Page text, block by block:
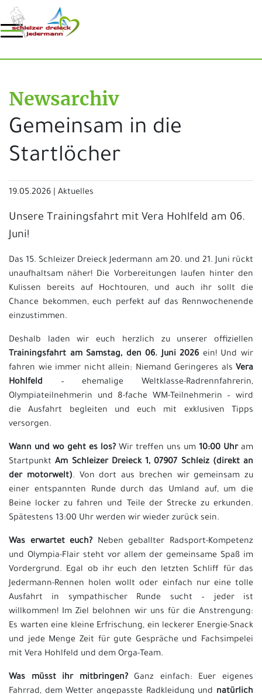
Newsarchiv
Gemeinsam in die
Startlöcher
19.05.2026 Aktuelles
Unsere Trainingsfahrt mit Vera Hohlfeld am 06.
Juni!
Das 15. Schleizer Dreieck Jedermann am 20. und 21. Juni rückt
unaufhaltsam näher! Die Vorbereitungen laufen hinter den
Kulissen bereits auf Hochtouren, und auch ihr sollt die
Chance bekommen, euch perfekt auf das Rennwochenende
einzustimmen.
Deshalb laden wir euch herzlich zu unserer offiziellen
Trainingsfahrt am Samstag, den 06. Juni 2026 ein! Und wir
fahren wie immer nicht allein: Niemand Geringeres als Vera
Hohlfeld – ehemalige Weltklasse-Radrennfahrerin,
Olympiateilnehmerin und 8-fache WM-Teilnehmerin – wird
die Ausfahrt begleiten und euch mit exklusiven Tipps
versorgen.
Wann und wo geht es los? Wir treffen uns um 10:00 Uhram
StartpunktAm Schleizer Dreieck 1, 07907 Schleiz (direkt an
der motorwelt). Von dort aus brechen wir gemeinsam zu
einer entspannten Runde durch das Umland auf, um die
Beine locker zu fahren und Teile der Strecke zu erkunden.
Spätestens 13:00 Uhr werden wir wieder zurück sein.
Was erwartet euch? Neben geballter Radsport-Kompetenz
und Olympia-Flair steht vor allem der gemeinsame Spaß im
Vordergrund. Egal ob ihr euch den letzten Schliff für das
Jedermann-Rennen holen wollt oder einfach nur eine tolle
Ausfahrt in sympathischer Runde sucht – jeder ist
willkommen! Im Ziel belohnen wir uns für die Anstrengung:
Es warten eine kleine Erfrischung, ein leckerer Energie-Snack
und jede Menge Zeit für gute Gespräche und Fachsimpelei
mit Vera Hohlfeld und dem Orga-Team.
Was müsst ihr mitbringen?Ganz einfach: Euer eigenes
Fahrrad, dem Wetter angepasste Radkleidung und natürlich